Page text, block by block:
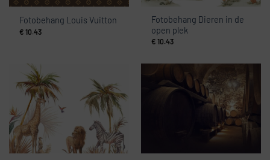
Fotobehang Louis Vuitton
€ 10.43
Fotobehang Dieren in de
open plek
€ 10.43